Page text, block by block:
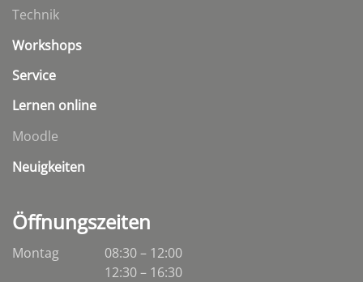
Technik
Workshops
Service
Lernen online
Moodle
Neuigkeiten
Öffnungszeiten
Montag
08:30 – 12:00
12:30 – 16:30